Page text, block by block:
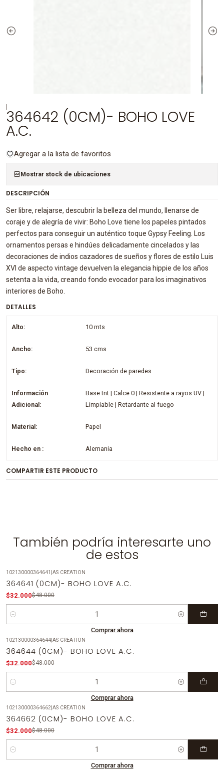
364642 (0CM)- BOHO LOVE
A.C.
Agregar a la lista de favoritos
Mostrar stock de ubicaciones
DESCRIPCIÓN
Ser libre, relajarse, descubrir la belleza del mundo, llenarse de
coraje y de alegría de vivir: Boho Love tiene los papeles pintados
perfectos para conseguir un auténtico toque Gypsy Feeling. Los
ornamentos persas e hindúes delicadamente cincelados y las
decoraciones de indios cazadores de sueños y flores de estilo Luis
XVI de aspecto vintage devuelven la elegancia hippie de los años
setenta a la vida, creando fondo evocador para los imaginativos
interiores de Boho.
DETALLES
Alto: 10 mts
Ancho: 53 cms
Tipo: Decoración de paredes
Información
Adicional:
Base tnt | Calce 0 | Resistente a rayos UV |
Limpiable | Retardante al fuego
Material: Papel
Hecho en : Alemania
COMPARTIR ESTE PRODUCTO
También podría interesarte uno
de estos
-33% OFF
102130000364641 |AS CREATION
364641 (0CM)- BOHO LOVE A.C.
$32.000$48.000
Cantidad
Comprar ahora
-33% OFF
102130000364644|AS CREATION
364644 (0CM)- BOHO LOVE A.C.
$32.000$48.000
Cantidad
Comprar ahora
-33% OFF
102130000364662|AS CREATION
364662 (0CM)- BOHO LOVE A.C.
$32.000$48.000
Cantidad
Comprar ahora